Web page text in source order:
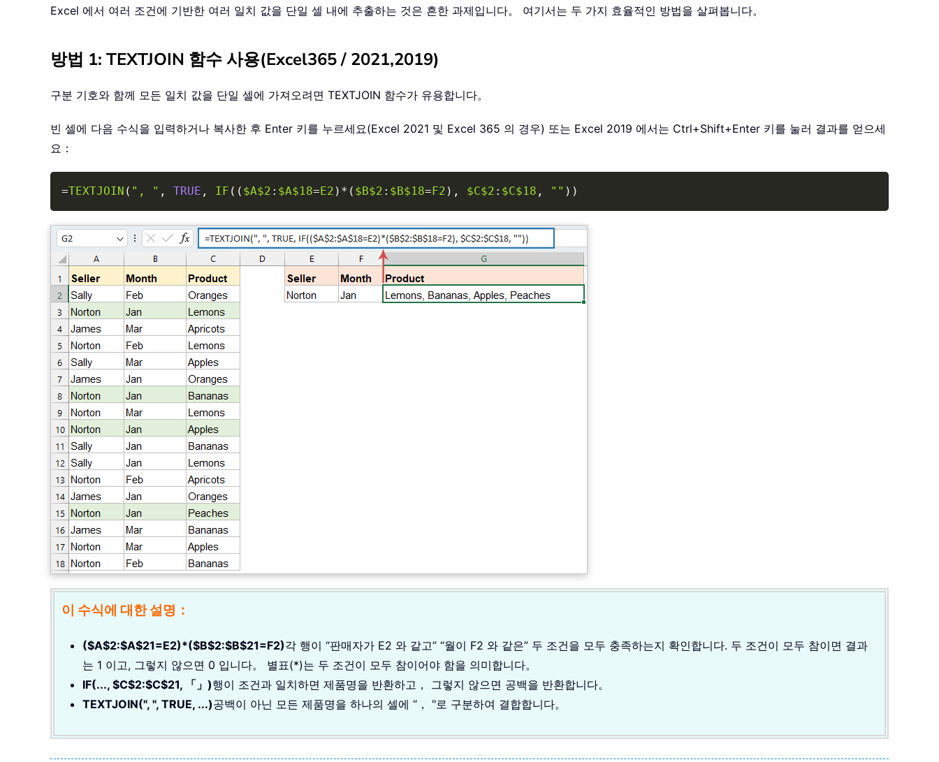
Excel 에서 여러 조건에 기반한 여러 일치 값을 단일 셀 내에 추출하는 것은 흔한 과제입니다。 여기서는 두 가지 효율적인 방법을 살펴봅니다。
방법 1: TEXTJOIN 함수 사용(Excel365 / 2021,2019)
구분 기호와 함께 모든 일치 값을 단일 셀에 가져오려면 TEXTJOIN 함수가 유용합니다。
빈 셀에 다음 수식을 입력하거나 복사한 후 Enter 키를 누르세요(Excel 2021 및 Excel 365 의 경우) 또는 Excel 2019 에서는 Ctrl+Shift+Enter 키를 눌러 결과를 얻으세
요：
=TEXTJOIN ( ", " , TRUE , IF ( ( $A$2 : $A$18= E2 ) * ( $B$2 : $B$18= F2 ) , $C$2 : $C$18 , "" ) )
이 수식에 대한 설명：
($A$2:$A$21=E2)*($B$2:$B$21=F2)각 행이 “판매자가 E2 와 같고” “월이 F2 와 같은” 두 조건을 모두 충족하는지 확인합니다. 두 조건이 모두 참이면 결과
는 1 이고, 그렇지 않으면 0 입니다。 별표(*)는 두 조건이 모두 참이어야 함을 의미합니다。
IF(..., $C$2:$C$21, 「」)행이 조건과 일치하면 제품명을 반환하고， 그렇지 않으면 공백을 반환합니다。
TEXTJOIN(", ", TRUE, ...)공백이 아닌 모든 제품명을 하나의 셀에 “， "로 구분하여 결합합니다。